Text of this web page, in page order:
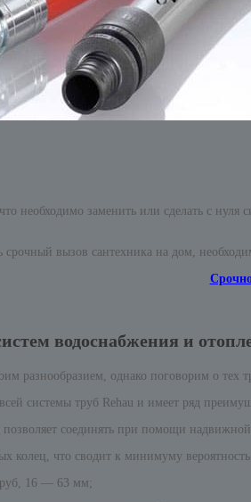
необходимо заменить или сделать с
срочный вызов сантехника на дом,
водоснабжения и
разнообразием, однако поговорим о
системы труб Rehau и имеет ряд
позволяет соединять при помощи
колец, что сводит к минимуму
16 — 63 мм;